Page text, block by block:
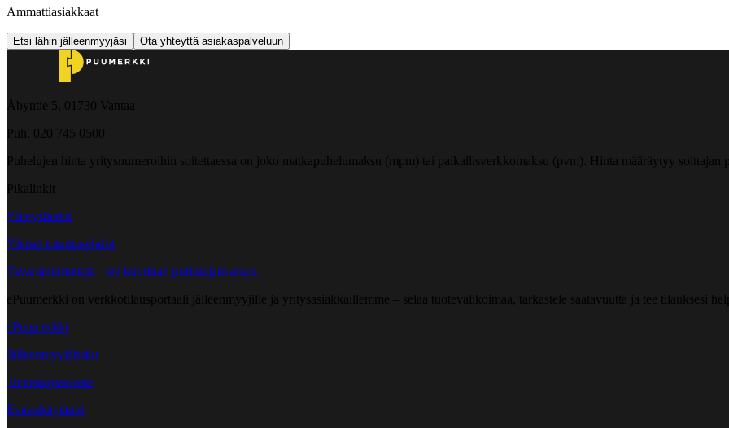
Ammattiasiakkaat
Etsi lähin jälleenmyyjäsi Ota yhteyttä asiakaspalveluun
Åbyntie 5, 01730 Vantaa
Puh. 020 745 0500
Puhelujen hinta yritysnumeroihin soitettaessa on joko matkapuhelumaksu (mpm) tai paikallisverkkomaksu (pvm). Hinta määräytyy soittajan
Pikalinkit
Yhteystiedot
Yleiset toimitusehdot
Tavarantoimittaja - tee kuorman purkuajanvaraus
ePuumerkki on verkkotilausportaali jälleenmyyjille ja yritysasiakkaillemme – selaa tuotevalikoimaa, tarkastele saatavuutta ja tee tilauksesi
ePuumerkki
Jälleenmyyjähaku
Tietosuojaseloste
Evästekäytäntö